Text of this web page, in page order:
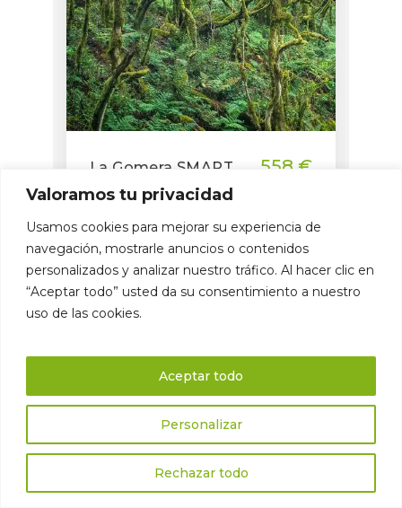
Valoramos tu privacidad
Usamos cookies para mejorar su experiencia de
navegación, mostrarle anuncios o contenidos
personalizados y analizar nuestro tráfico. Al hacer clic en
“Aceptar todo” usted da su consentimiento a nuestro
uso de las cookies.
Personalizar
Rechazar todo
Aceptar todo
La Gomera SMART 558 €
mit Frühstück | Gepäcktransfer |
GPS-Navigation und…
5 Tage